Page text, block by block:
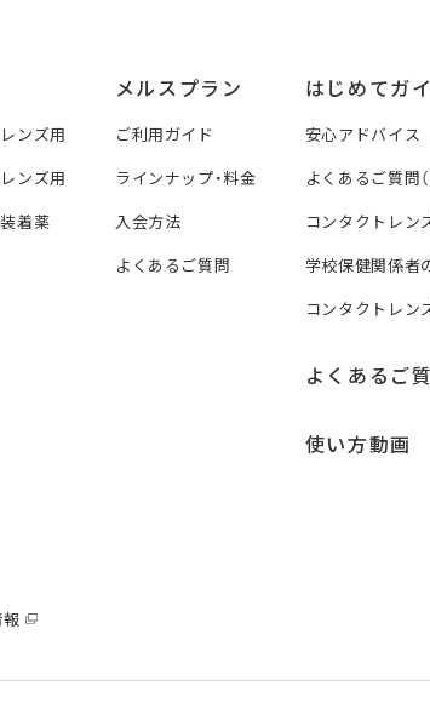
ンズ用
ンズ用
着薬
メルスプラン
ご利用ガイド
ラインナップ・料金
入会方法
よくあるご質問
はじめてガ
安心アドバイス
よくあるご質問
コンタクトレン
学校保健関係者
コンタクトレン
よくあるご
使い方動画